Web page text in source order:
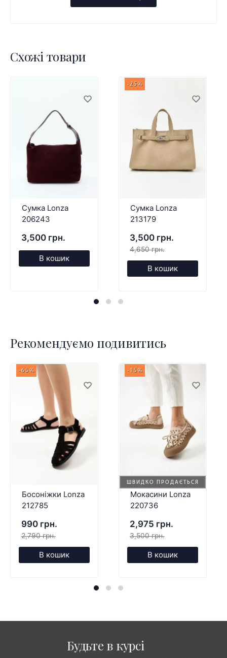
Схожі товари
Сумка Lonza
206243
3,500 грн.
В кошик
-25%
Сумка Lonza
213179
3,500 грн.
4,650 грн.
В кошик
Рекомендуємо подивитись
-65%
Босоніжки Lonza
212785
990 грн.
2,790 грн.
В кошик
ШВИДКО ПРОДАЄТЬСЯ
-15%
Мокасини Lonza
220736
2,975 грн.
3,500 грн.
В кошик
Будьте в курсі